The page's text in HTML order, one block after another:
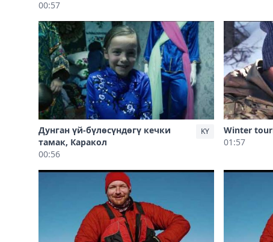
00:57
Дунган үй-бүлөсүндөгү кечки
тамак, Каракол
00:56
KY
Winter
01:57